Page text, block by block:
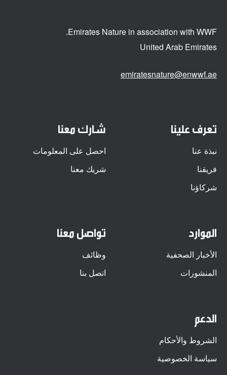
Emirates Nature in association with WWF.
United Arab Emirates
emiratesnature@enwwf.ae
تعرف علينا
نبذة عنا
فريقنا
شركاؤنا
شارك معنا
احصل على المعلومات
شريك معنا
الموارد
الأخبار الصحفية
المنشورات
تواصل معنا
وظائف
اتصل بنا
الدعم
الشروط والأحكام
سياسة الخصوصية